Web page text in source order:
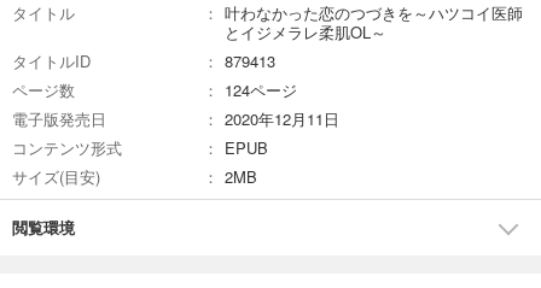
タイトル
叶わなかった恋のつづきを～ハツコイ医師
とイジメラレ柔肌OL～
タイトルID
879413
ページ数
124ページ
電子版発売日
2020年12月11日
コンテンツ形式
EPUB
サイズ(目安)
2MB
閲覧環境